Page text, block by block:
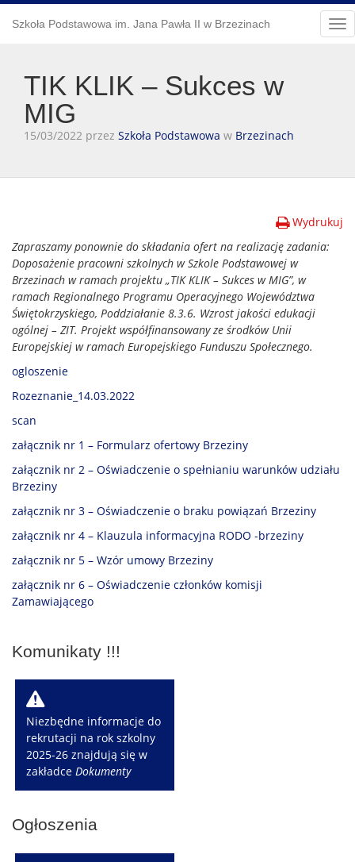
Szkoła Podstawowa im. Jana Pawła II w Brzezinach
TIK KLIK – Sukces w
MIG
15/03/2022 przez Szkoła Podstawowa w Brzezinach
Wydrukuj
Zapraszamy ponownie do składania ofert na realizację zadania:
Doposażenie pracowni szkolnych w Szkole Podstawowej w
Brzezinach w ramach projektu „TIK KLIK – Sukces w MIG”, w
ramach Regionalnego Programu Operacyjnego Województwa
Świętokrzyskiego, Poddziałanie 8.3.6. Wzrost jakości edukacji
ogólnej – ZIT. Projekt współfinansowany ze środków Unii
Europejskiej w ramach Europejskiego Funduszu Społecznego.
ogloszenie
Rozeznanie_14.03.2022
scan
załącznik nr 1 – Formularz ofertowy Brzeziny
załącznik nr 2 – Oświadczenie o spełnianiu warunków udziału
Brzeziny
załącznik nr 3 – Oświadczenie o braku powiązań Brzeziny
załącznik nr 4 – Klauzula informacyjna RODO -brzeziny
załącznik nr 5 – Wzór umowy Brzeziny
załącznik nr 6 – Oświadczenie członków komisji
Zamawiającego
Komunikaty !!!
W
Niezbędne informacje do
rekrutacji na rok szkolny
2025-26 znajdują się w
zakładceDokumenty
Ogłoszenia